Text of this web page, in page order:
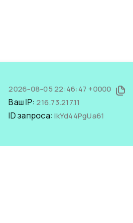
2026-08-05 22:46:47 +0000
Ваш IP:216.73.217.11
ID запроса:lkYd44PgUa61